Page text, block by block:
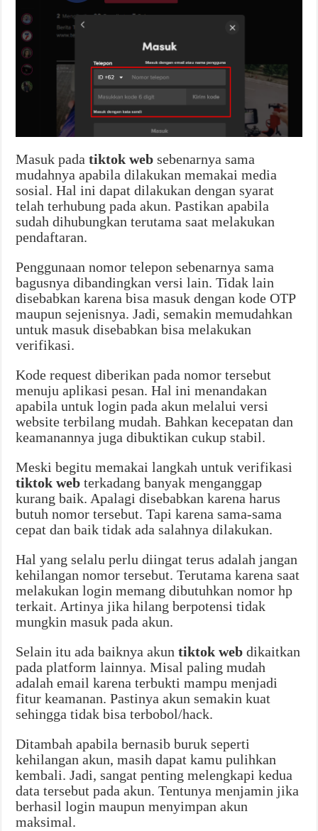
Masuk padatiktok websebenarnya sama
mudahnya apabila dilakukan memakai media
sosial. Hal ini dapat dilakukan dengan syarat
telah terhubung pada akun. Pastikan apabila
sudah dihubungkan terutama saat melakukan
pendaftaran.
Penggunaan nomor telepon sebenarnya sama
bagusnya dibandingkan versi lain. Tidak lain
disebabkan karena bisa masuk dengan kode OTP
maupun sejenisnya. Jadi, semakin memudahkan
untuk masuk disebabkan bisa melakukan
verifikasi.
Kode request diberikan pada nomor tersebut
menuju aplikasi pesan. Hal ini menandakan
apabila untuk login pada akun melalui versi
website terbilang mudah. Bahkan kecepatan dan
keamanannya juga dibuktikan cukup stabil.
Meski begitu memakai langkah untuk verifikasi
tiktok webterkadang banyak menganggap
kurang baik. Apalagi disebabkan karena harus
butuh nomor tersebut. Tapi karena sama-sama
cepat dan baik tidak ada salahnya dilakukan.
Hal yang selalu perlu diingat terus adalah jangan
kehilangan nomor tersebut. Terutama karena saat
melakukan login memang dibutuhkan nomor hp
terkait. Artinya jika hilang berpotensi tidak
mungkin masuk pada akun.
Selain itu ada baiknya akun tiktok webdikaitkan
pada platform lainnya. Misal paling mudah
adalah email karena terbukti mampu menjadi
fitur keamanan. Pastinya akun semakin kuat
sehingga tidak bisa terbobol/hack.
Ditambah apabila bernasib buruk seperti
kehilangan akun, masih dapat kamu pulihkan
kembali. Jadi, sangat penting melengkapi kedua
data tersebut pada akun. Tentunya menjamin jika
berhasil login maupun menyimpan akun
maksimal.